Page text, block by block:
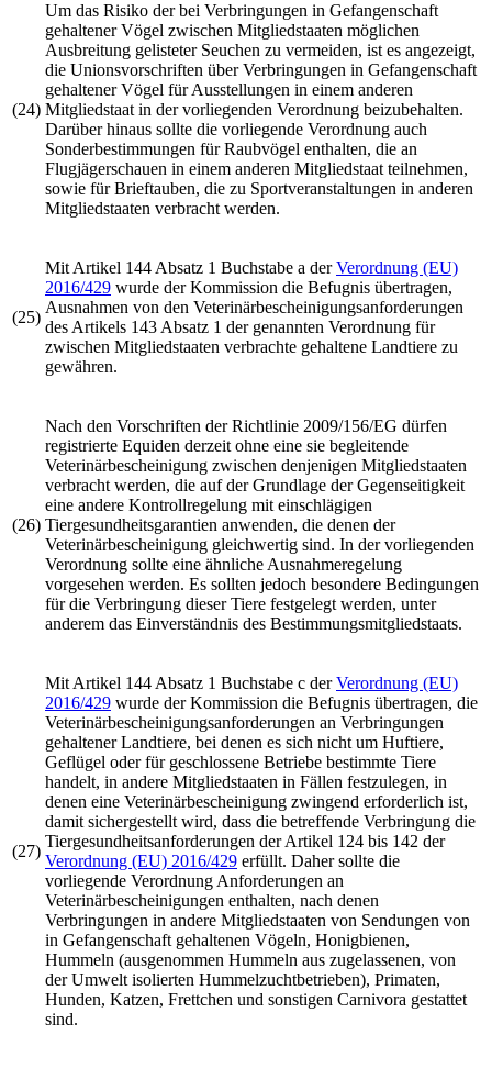
(24)
Um das Risiko der bei Verbringungen in Gefangenschaft
gehaltener Vögel zwischen Mitgliedstaaten möglichen
Ausbreitung gelisteter Seuchen zu vermeiden, ist es angezeigt,
die Unionsvorschriften über Verbringungen in Gefangenschaft
gehaltener Vögel für Ausstellungen in einem anderen
Mitgliedstaat in der vorliegenden Verordnung beizubehalten.
Darüber hinaus sollte die vorliegende Verordnung auch
Sonderbestimmungen für Raubvögel enthalten, die an
Flugjägerschauen in einem anderen Mitgliedstaat teilnehmen,
sowie für Brieftauben, die zu Sportveranstaltungen in anderen
Mitgliedstaaten verbracht werden.
(25)
Mit Artikel 144 Absatz 1 Buchstabe a derVerordnung (EU)
2016/429 wurde der Kommission die Befugnis übertragen,
Ausnahmen von den Veterinärbescheinigungsanforderungen
des Artikels 143 Absatz 1 der genannten Verordnung für
zwischen Mitgliedstaaten verbrachte gehaltene Landtiere zu
gewähren.
(26)
Nach den Vorschriften derRichtlinie 2009/156/EG dürfen
registrierte Equiden derzeit ohne eine sie begleitende
Veterinärbescheinigung zwischen denjenigen Mitgliedstaaten
verbracht werden, die auf der Grundlage der Gegenseitigkeit
eine andere Kontrollregelung mit einschlägigen
Tiergesundheitsgarantien anwenden, die denen der
Veterinärbescheinigung gleichwertig sind. In der vorliegenden
Verordnung sollte eine ähnliche Ausnahmeregelung
vorgesehen werden. Es sollten jedoch besondere Bedingungen
für die Verbringung dieser Tiere festgelegt werden, unter
anderem das Einverständnis des Bestimmungsmitgliedstaats.
(27)
Mit Artikel 144 Absatz 1 Buchstabe c derVerordnung (EU)
2016/429 wurde der Kommission die Befugnis übertragen, die
Veterinärbescheinigungsanforderungen an Verbringungen
gehaltener Landtiere, bei denen es sich nicht um Huftiere,
Geflügel oder für geschlossene Betriebe bestimmte Tiere
handelt, in andere Mitgliedstaaten in Fällen festzulegen, in
denen eine Veterinärbescheinigung zwingend erforderlich ist,
damit sichergestellt wird, dass die betreffende Verbringung die
Tiergesundheitsanforderungen der Artikel 124 bis 142 der
Verordnung (EU) 2016/429 erfüllt. Daher sollte die
vorliegende Verordnung Anforderungen an
Veterinärbescheinigungen enthalten, nach denen
Verbringungen in andere Mitgliedstaaten von Sendungen von
in Gefangenschaft gehaltenen Vögeln, Honigbienen,
Hummeln (ausgenommen Hummeln aus zugelassenen, von
der Umwelt isolierten Hummelzuchtbetrieben), Primaten,
Hunden, Katzen, Frettchen und sonstigen Carnivora gestattet
sind.